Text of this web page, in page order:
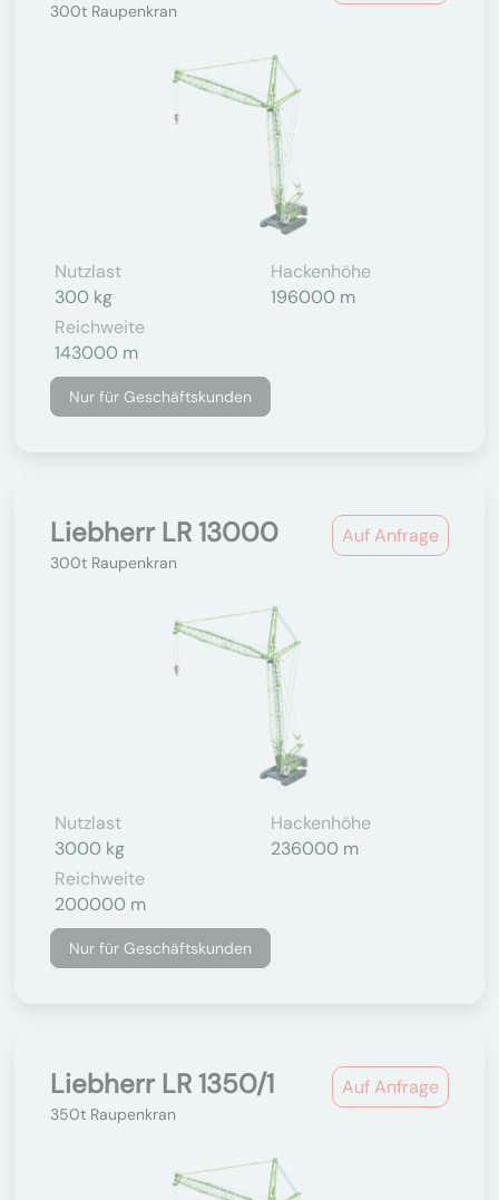
300t Raupenkran
Nutzlast
300 kg
Hackenhöhe
196000 m
Reichweite
143000 m
Nur für Geschäftskunden
Auf Anfrage
Liebherr LR 13000
300t Raupenkran
Nutzlast
3000 kg
Hackenhöhe
236000 m
Reichweite
200000 m
Nur für Geschäftskunden
Auf Anfrage
Liebherr LR 1350/1
350t Raupenkran